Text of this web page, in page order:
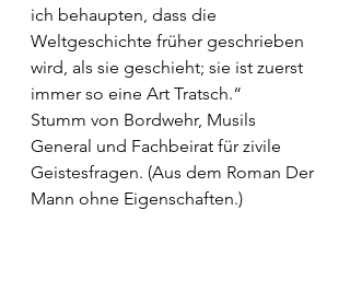
ich behaupten, dass die
Weltgeschichte früher geschrieben
wird, als sie geschieht; sie ist zuerst
immer so eine Art Tratsch.“
Stumm von Bordwehr, Musils
General und Fachbeirat für zivile
Geistesfragen. (Aus dem Roman Der
Mann ohne Eigenschaften.)